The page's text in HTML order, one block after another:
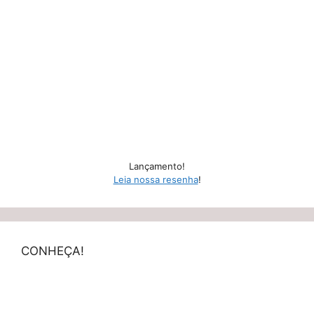
Lançamento!
Leia nossa resenha!
CONHEÇA!